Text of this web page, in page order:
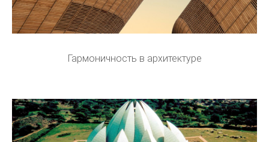
Гармоничность в архитектуре